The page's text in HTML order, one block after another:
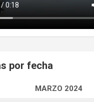
por fecha
MARZO 2024